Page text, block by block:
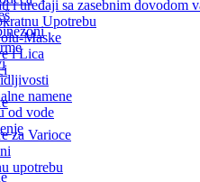
i uređaji sa zasebnim dovodom
Upotrebu
Maske
i Lica
za Varioce
upotrebu
namene
od vode